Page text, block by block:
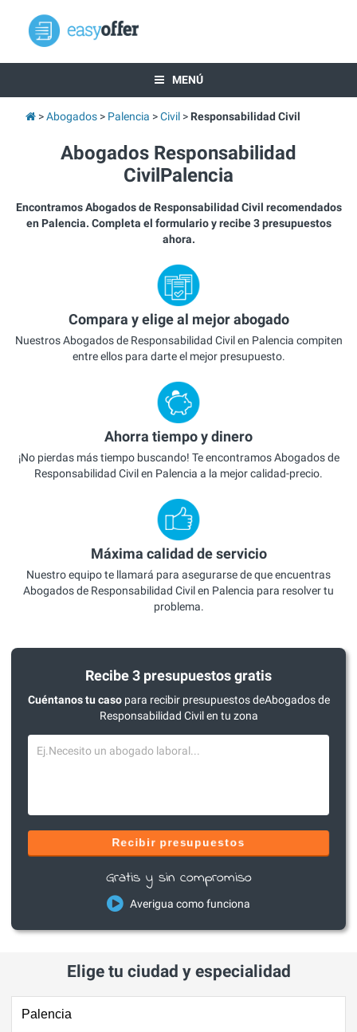
MENÚ
Abogados Palencia Civil Responsabilidad Civil
Abogados Responsabilidad
CivilPalencia
Encontramos Abogados de Responsabilidad Civil recomendados
en Palencia. Completa el formulario y recibe 3 presupuestos
ahora.
Compara y elige al mejor abogado
Nuestros Abogados de Responsabilidad Civil en Palencia compiten
entre ellos para darte el mejor presupuesto.
Ahorra tiempo y dinero
¡No pierdas más tiempo buscando! Te encontramos Abogados de
Responsabilidad Civil en Palencia a la mejor calidad-precio.
Máxima calidad de servicio
Nuestro equipo te llamará para asegurarse de que encuentras
Abogados de Responsabilidad Civil en Palencia para resolver tu
problema.
Recibe 3 presupuestos gratis
Cuéntanos tu casopara recibir presupuestos deAbogados de
Responsabilidad Civil en tu zona
Recibir presupuestos
Gratis y sin compromiso
Averigua como funciona
Elige tu ciudad y especialidad